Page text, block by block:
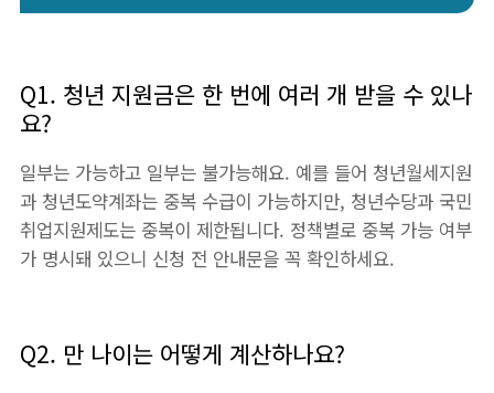
Q1. 청년 지원금은 한 번에 여러 개 받을 수 있나
요?
일부는 가능하고 일부는 불가능해요. 예를 들어 청년월세지원
과 청년도약계좌는 중복 수급이 가능하지만, 청년수당과 국민
취업지원제도는 중복이 제한됩니다. 정책별로 중복 가능 여부
가 명시돼 있으니 신청 전 안내문을 꼭 확인하세요.
Q2. 만 나이는 어떻게 계산하나요?